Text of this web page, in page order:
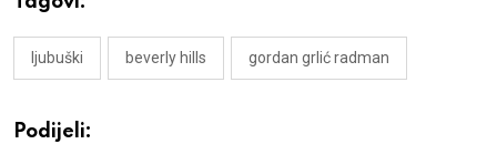
ljubuški beverly hills gordan grlić radman
Podijeli: